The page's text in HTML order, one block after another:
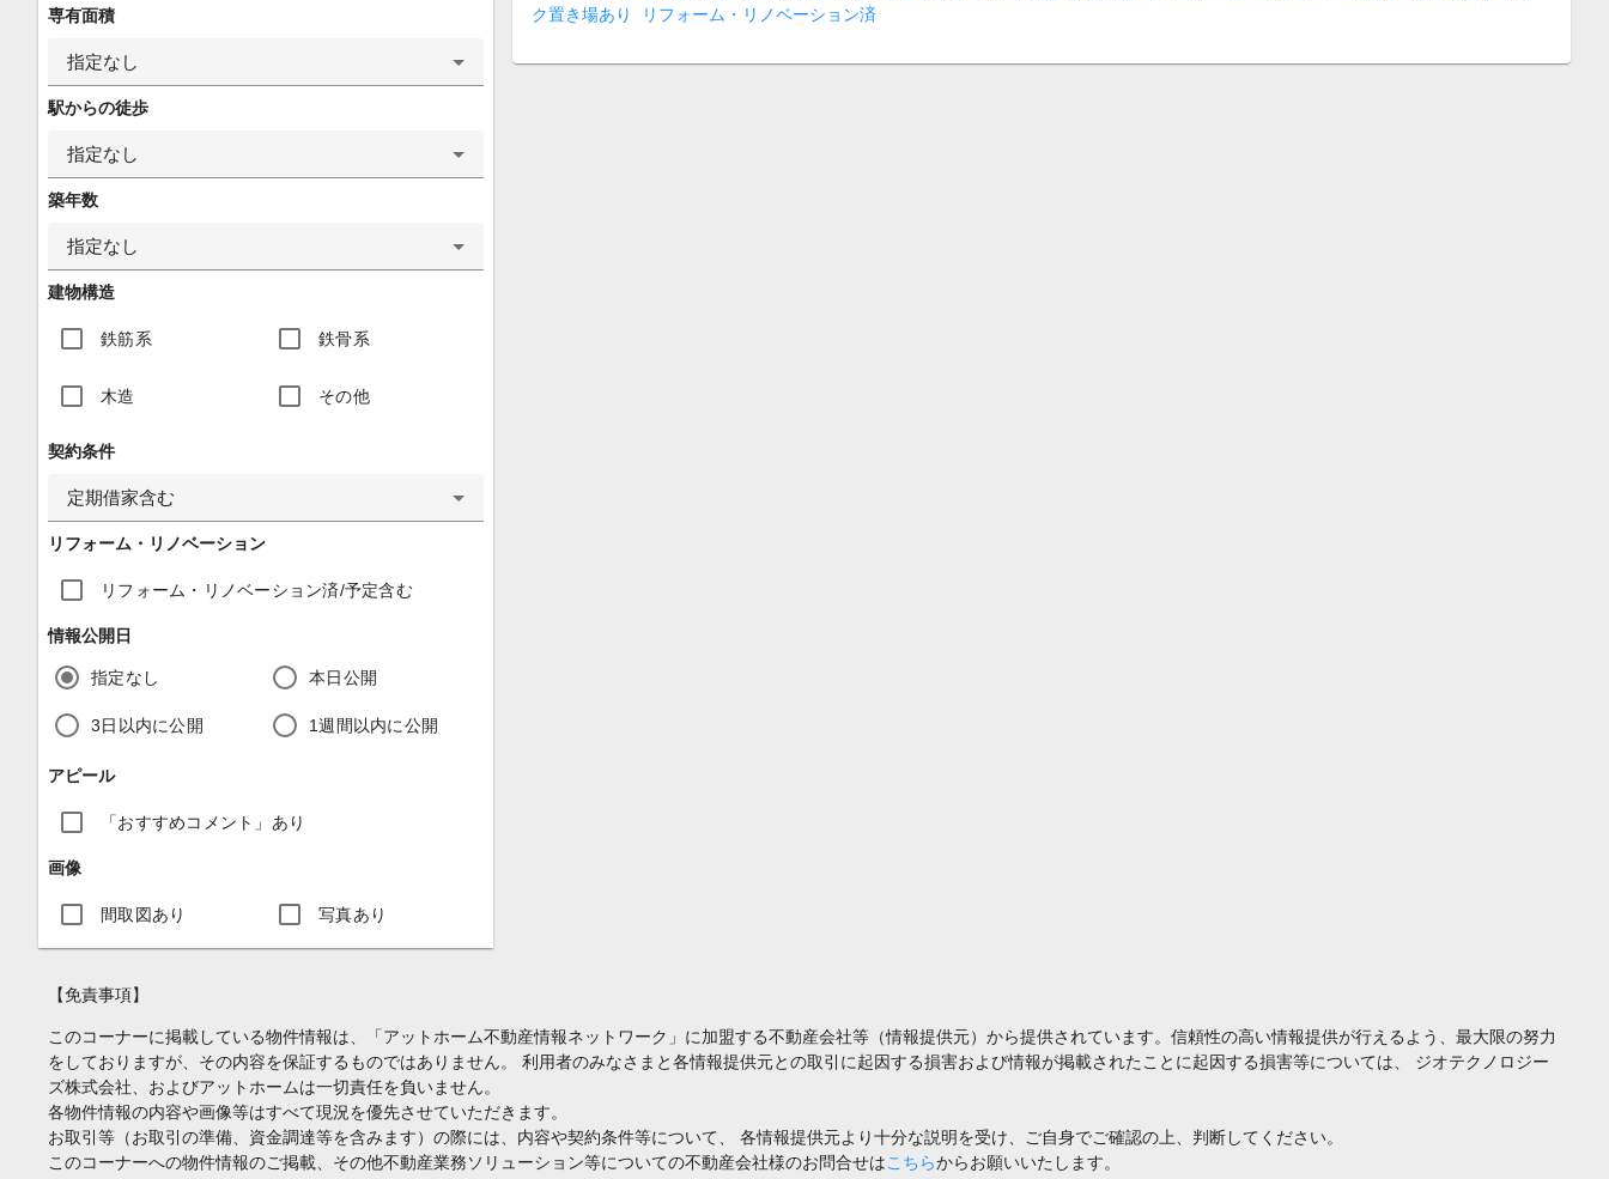
専有面積
指定なし
駅からの徒歩
指定なし
築年数
指定なし
建物構造
鉄筋系 鉄骨系
木造 その他
契約条件
定期借家含む
リフォーム・リノベーション
リフォーム・リノベーション済/予定含む
情報公開日
指定なし 本日公開
3日以内に公開 1週間以内に公開
アピール
「おすすめコメント」あり
画像
間取図あり 写真あり
ク置き場あり
リフォーム・リノベーション済
【免責事項】
このコーナーに掲載している物件情報は、「アットホーム不動産情報ネットワーク」に加盟する不動産会社等（情報提供元）から提供されています。信頼性の高い情報提供が行えるよう、最大限の努力
をしておりますが、その内容を保証するものではありません。 利用者のみなさまと各情報提供元との取引に起因する損害および情報が掲載されたことに起因する損害等については、 ジオテクノロジー
ズ株式会社、およびアットホームは一切責任を負いません。
各物件情報の内容や画像等はすべて現況を優先させていただきます。
お取引等（お取引の準備、資金調達等を含みます）の際には、内容や契約条件等について、 各情報提供元より十分な説明を受け、ご自身でご確認の上、判断してください。
このコーナーへの物件情報のご掲載、その他不動産業務ソリューション等についての不動産会社様のお問合せはこちらからお願いいたします。